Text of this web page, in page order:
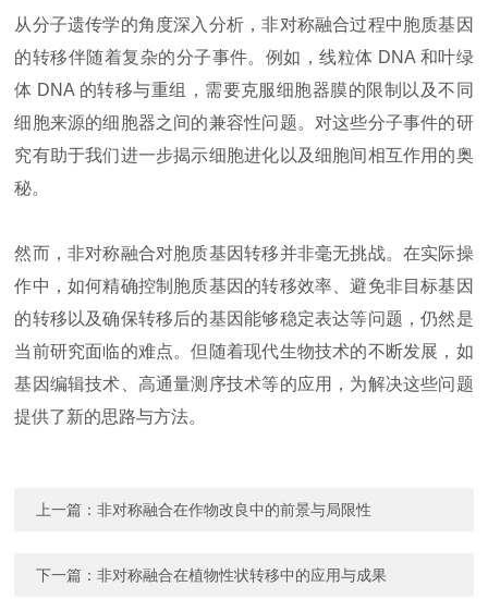
从分子遗传学的角度深入分析，非对称融合过程中胞质基因
的转移伴随着复杂的分子事件。例如，线粒体 DNA 和叶绿
体 DNA 的转移与重组，需要克服细胞器膜的限制以及不同
细胞来源的细胞器之间的兼容性问题。对这些分子事件的研
究有助于我们进一步揭示细胞进化以及细胞间相互作用的奥
秘。
然而，非对称融合对胞质基因转移并非毫无挑战。在实际操
作中，如何精确控制胞质基因的转移效率、避免非目标基因
的转移以及确保转移后的基因能够稳定表达等问题，仍然是
当前研究面临的难点。但随着现代生物技术的不断发展，如
基因编辑技术、高通量测序技术等的应用，为解决这些问题
提供了新的思路与方法。
上一篇：非对称融合在作物改良中的前景与局限性
下一篇：非对称融合在植物性状转移中的应用与成果